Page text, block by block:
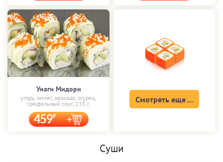
Унаги Мидори
угорь, омлет, авокадо, огурец,
трюфельный соус, 235 г.
459
Смотреть еще ...
Суши